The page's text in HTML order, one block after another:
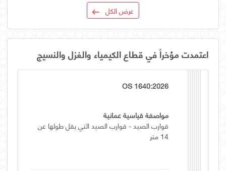
عرض الكل
اعتمدت مؤخراً في قطاع الكيمياء والغزل والنسيج
OS 1640:2026
مواصفة قياسية عمانية
قوارب الصيد - قوارب الصيد التي يقل طولها عن
14 متر